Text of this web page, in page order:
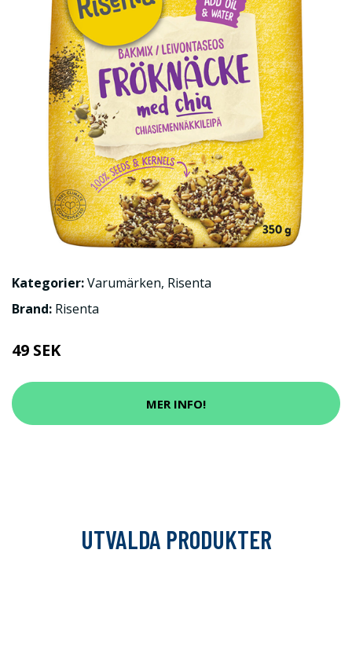
Kategorier:Varumärken, Risenta
Brand: Risenta
49 SEK
MER INFO!
UTVALDA PRODUKTER